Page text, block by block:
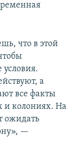
что в этой
а
все факты
и колониях. На
ожидать
—